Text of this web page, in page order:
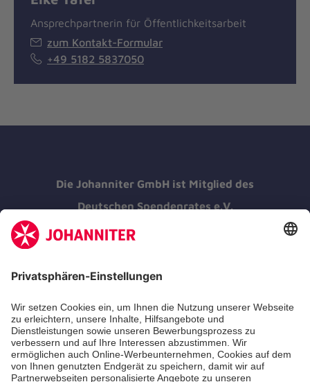
Ansprechpartnerin für Öffentlichkeitsarbeit
zum Kontakt-Formular
+49 5182 5837050
Die Johanniter GmbH ist Mitglied des
Deutschen Spendenrates e.V.
Kununu Top Company 2026